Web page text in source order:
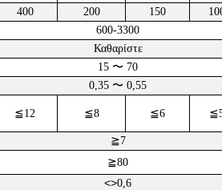
400 200 150
600-3300
Καθαρίστε
15 〜 70
0,35 〜 0,55
≦12 ≦8 ≦6 ≦
≧7
≧80
<>0,6